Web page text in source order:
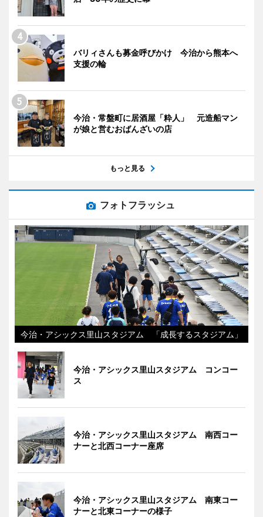
バリィさんも募金呼びかけ 今治から熊本へ
支援の輪
今治・常盤町に居酒屋「粋人」 元造船マン
が娘と営むおばんざいの店
もっと見る
フォトフラッシュ
今治・アシックス里山スタジアム 「成長するスタジアム」
今治・アシックス里山スタジアム コンコー
ス
今治・アシックス里山スタジアム 南西コー
ナーと北西コーナー座席
今治・アシックス里山スタジアム 南東コー
ナーと北東コーナーの様子